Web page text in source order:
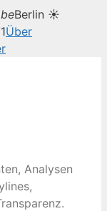
Berlin ☀
Über
Analysen